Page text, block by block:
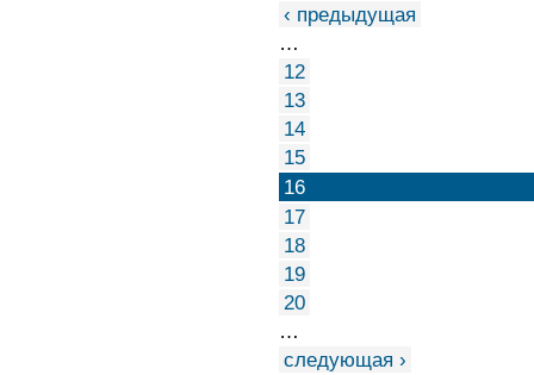
‹ предыдущая
…
12
13
14
15
16
17
18
19
20
…
следующая ›